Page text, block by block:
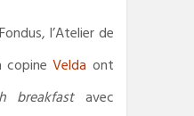
l’Atelier de
copine Velda ont
breakfastavec